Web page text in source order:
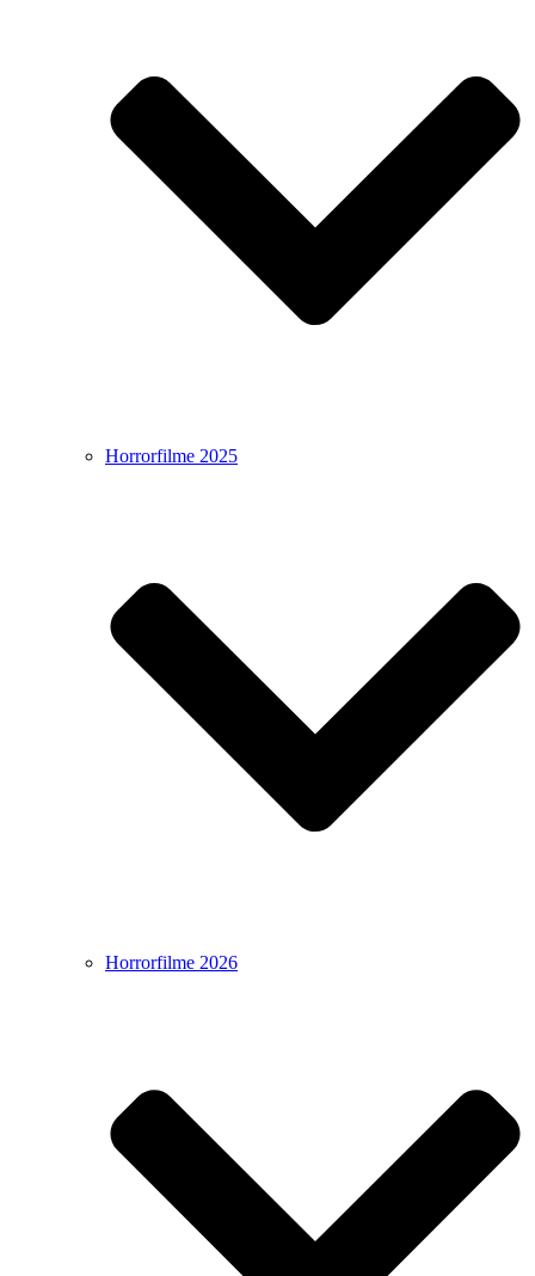
Horrorfilme 2025
Horrorfilme 2026